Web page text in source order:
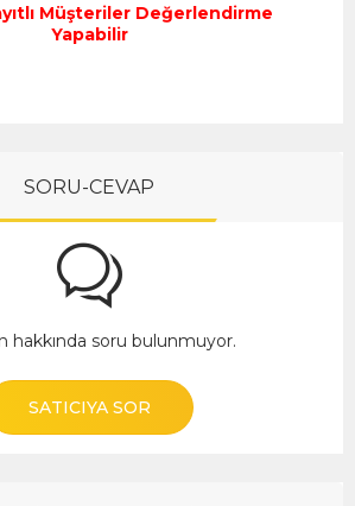
Müşteriler Değerlendirme
Yapabilir
SORU-CEVAP
hakkında soru bulunmuyor.
SATICIYA SOR